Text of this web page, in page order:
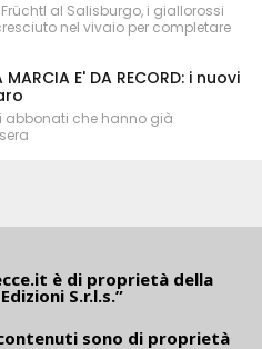
al Salisburgo, i giallorossi
nel vivaio per completare
MARCIA E' DA RECORD: i nuovi
abbonati che hanno già
è di proprietà della
S.r.l.s.”
sono di proprietà